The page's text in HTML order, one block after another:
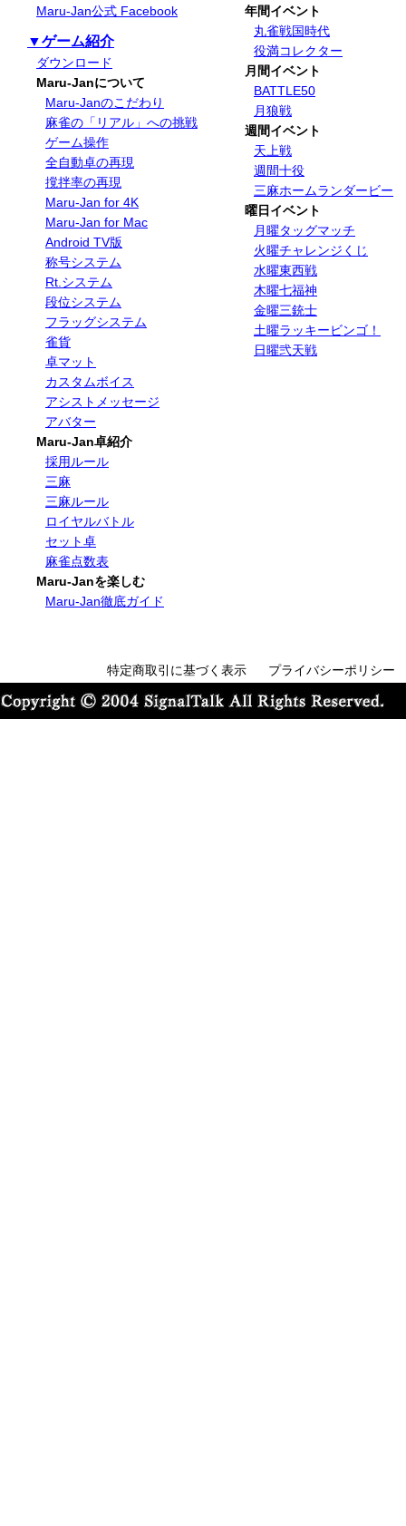
Maru-Jan公式 Facebook
▼ゲーム紹介
ダウンロード
Maru-Janについて
Maru-Janのこだわり
麻雀の「リアル」への挑戦
ゲーム操作
全自動卓の再現
撹拌率の再現
Maru-Jan for 4K
Maru-Jan for Mac
Android TV版
称号システム
Rt.システム
段位システム
フラッグシステム
雀貨
卓マット
カスタムボイス
アシストメッセージ
アバター
Maru-Jan卓紹介
採用ルール
三麻
三麻ルール
ロイヤルバトル
セット卓
麻雀点数表
Maru-Janを楽しむ
Maru-Jan徹底ガイド
年間イベント
丸雀戦国時代
役満コレクター
月間イベント
BATTLE50
月狼戦
週間イベント
天上戦
週間十役
三麻ホームランダービー
曜日イベント
月曜タッグマッチ
火曜チャレンジくじ
水曜東西戦
木曜七福神
金曜三銃士
土曜ラッキービンゴ！
日曜弐天戦
特定商取引に基づく表示 プライバシーポリシー